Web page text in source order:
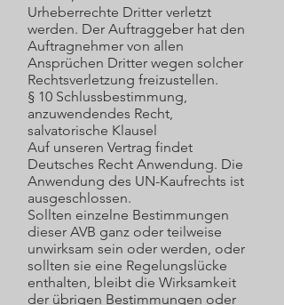
Urheberrechte Dritter verletzt
werden. Der Auftraggeber hat den
Auftragnehmer von allen
Ansprüchen Dritter wegen solcher
Rechtsverletzung freizustellen.
§ 10 Schlussbestimmung,
anzuwendendes Recht,
salvatorische Klausel
Auf unseren Vertrag findet
Deutsches Recht Anwendung. Die
Anwendung des UN-Kaufrechts ist
ausgeschlossen.
Sollten einzelne Bestimmungen
dieser AVB ganz oder teilweise
unwirksam sein oder werden, oder
sollten sie eine Regelungslücke
enthalten, bleibt die Wirksamkeit
der übrigen Bestimmungen oder